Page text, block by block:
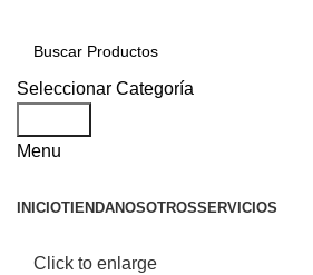
Seleccionar Categoría
Menu
INICIOTIENDANOSOTROSSERVICIOS
Click to enlarge